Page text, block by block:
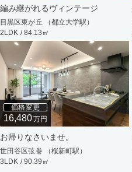
編み継がれるヴィンテージ
目黒区東が丘 （都立大学駅）
2LDK / 84.13㎡
価格変更
16,480万円
お帰りなさいませ。
世田谷区弦巻 （桜新町駅）
3LDK / 90.39㎡